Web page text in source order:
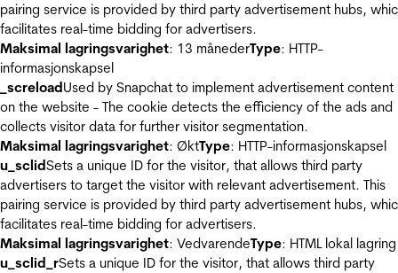
pairing service is provided by third party advertisement hubs,
facilitates real-time bidding for advertisers.
Maksimal lagringsvarighet: 13 månederType: HTTP-
informasjonskapsel
_screloadUsed by Snapchat to implement advertisement content
on the website - The cookie detects the efficiency of the ads and
collects visitor data for further visitor segmentation.
Maksimal lagringsvarighet: ØktType: HTTP-informasjonskapsel
u_sclidSets a unique ID for the visitor, that allows third party
advertisers to target the visitor with relevant advertisement. This
pairing service is provided by third party advertisement hubs,
facilitates real-time bidding for advertisers.
Maksimal lagringsvarighet: VedvarendeType: HTML lokal lagring
u_sclid_rSets a unique ID for the visitor, that allows third party